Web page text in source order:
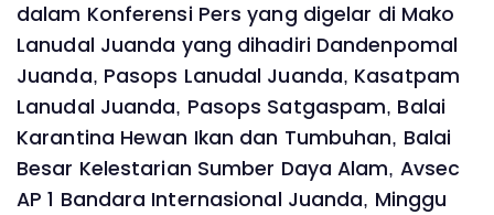
dalam Konferensi Pers yang digelar di Mako
Lanudal Juanda yang dihadiri Dandenpomal
Juanda, Pasops Lanudal Juanda, Kasatpam
Lanudal Juanda, Pasops Satgaspam, Balai
Karantina Hewan Ikan dan Tumbuhan, Balai
Besar Kelestarian Sumber Daya Alam, Avsec
AP 1 Bandara Internasional Juanda, Minggu